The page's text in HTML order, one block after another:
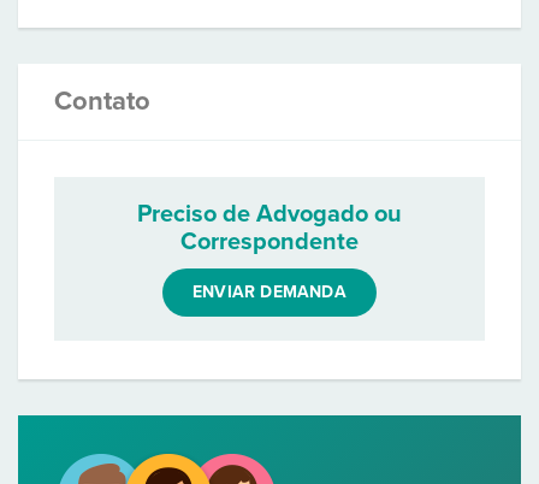
Contato
Preciso de Advogado ou
Correspondente
ENVIAR DEMANDA